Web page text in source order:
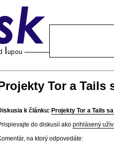
Tor a Tails
k článku: Projekty Tor a Tails
do diskusií ako prihlásený
na ktorý odpovedáte: